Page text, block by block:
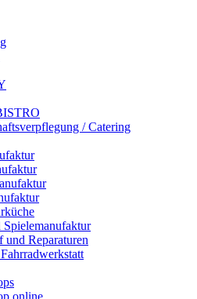
/ Catering
und Reparaturen
online